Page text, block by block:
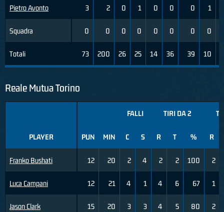
Pietro Avonto
Squadra
Totali
3 2 0 1 0 0 0 1
0 0 0 0 0 0 0 0
73 200 26 25 14 36 39 10
Reale Mutua Torino
PLAYER
Franko Bushati
Luca Campani
Jason Clark
FALLI TIRI DA 2
PUN MIN C S R T % R
12 20 2 4 2 2 100 2
12 21 4 1 4 6 67 1
15 20 3 3 4 5 80 2